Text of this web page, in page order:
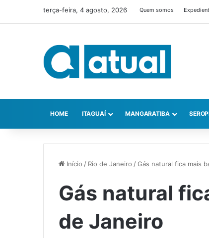
terça-feira, 4 agosto, 2026 Quem somos
HOME ITAGUAÍ MANGARATIBA
Início / Rio de Janeiro /Gás natural fica mais
Gás natural
de Janeiro